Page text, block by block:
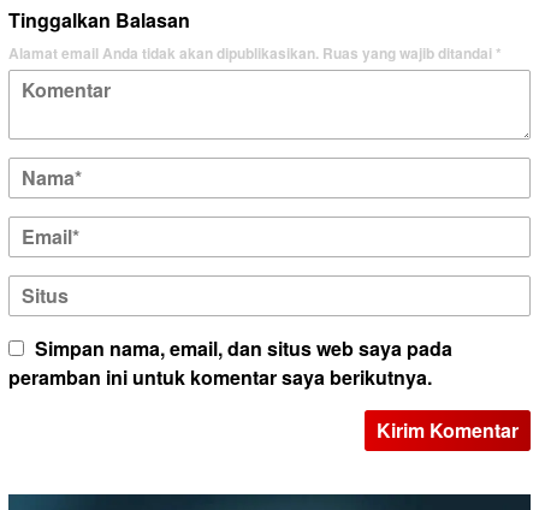
Tinggalkan Balasan
Alamat email Anda tidak akan dipublikasikan. Ruas yang wajib ditandai*
Simpan nama, email, dan situs web saya pada
peramban ini untuk komentar saya berikutnya.